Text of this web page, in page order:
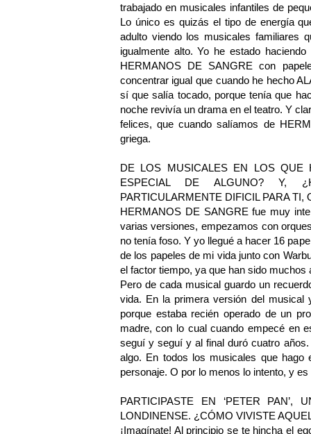
trabajado en musicales infantiles de
Lo único es quizás el tipo de energía
adulto viendo los musicales familiares
igualmente alto. Yo he estado
HERMANOS DE SANGRE con
concentrar igual que cuando he hecho
sí que salía tocado, porque tenía que
noche revivía un drama en el teatro. Y
felices, que cuando salíamos de
griega.
DE LOS MUSICALES EN LOS QUE
ESPECIAL DE ALGUNO? Y,
PARTICULARMENTE DIFICIL PARA
HERMANOS DE SANGRE fue muy
varias versiones, empezamos con
no tenía foso. Y yo llegué a hacer 16
de los papeles de mi vida junto con
el factor tiempo, ya que han sido
Pero de cada musical guardo un
vida. En la primera versión del musical
porque estaba recién operado de un
madre, con lo cual cuando empecé en
seguí y seguí y al final duró cuatro
algo. En todos los musicales que
personaje. O por lo menos lo intento, y
PARTICIPASTE EN ‘PETER PAN’,
LONDINENSE. ¿CÓMO VIVISTE
¡Imagínate! Al principio se te hincha el